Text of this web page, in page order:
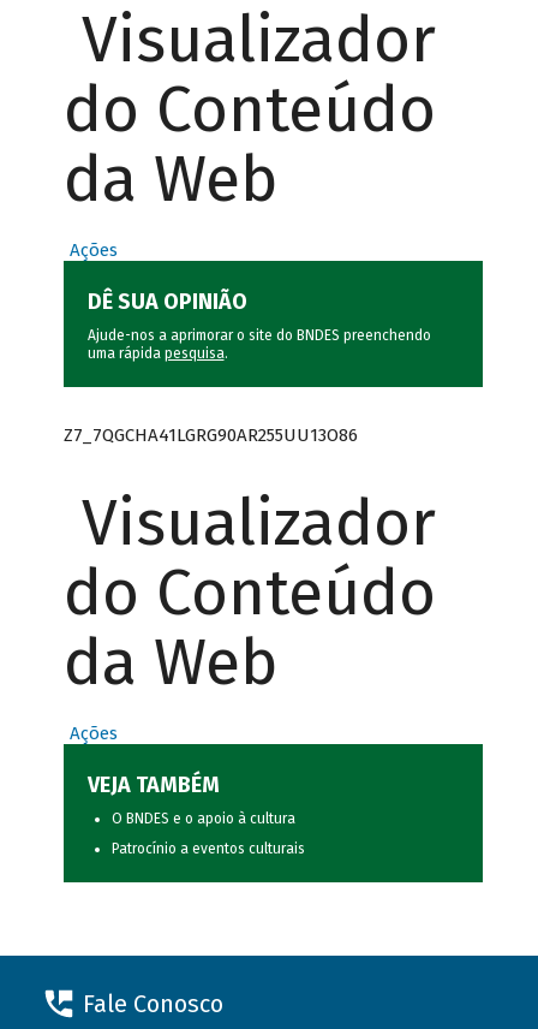
Visualizador
do Conteúdo
da Web
Ações
DÊ SUA OPINIÃO
Ajude-nos a aprimorar o site do BNDES preenchendo
uma rápida pesquisa.
Z7_7QGCHA41LGRG90AR255UU13O86
Visualizador
do Conteúdo
da Web
Ações
VEJA TAMBÉM
O BNDES e o apoio à cultura
Patrocínio a eventos culturais
Fale Conosco